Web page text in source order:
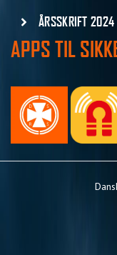
ÅRSSKRIFT 2024
APPS TIL